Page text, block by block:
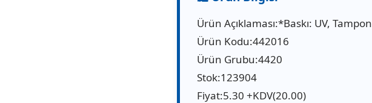
Ürün Açıklaması:*Baskı: UV, Tampon
Ürün Kodu:442016
Ürün Grubu:4420
Stok:123904
Fiyat:5.30 +KDV(20.00)